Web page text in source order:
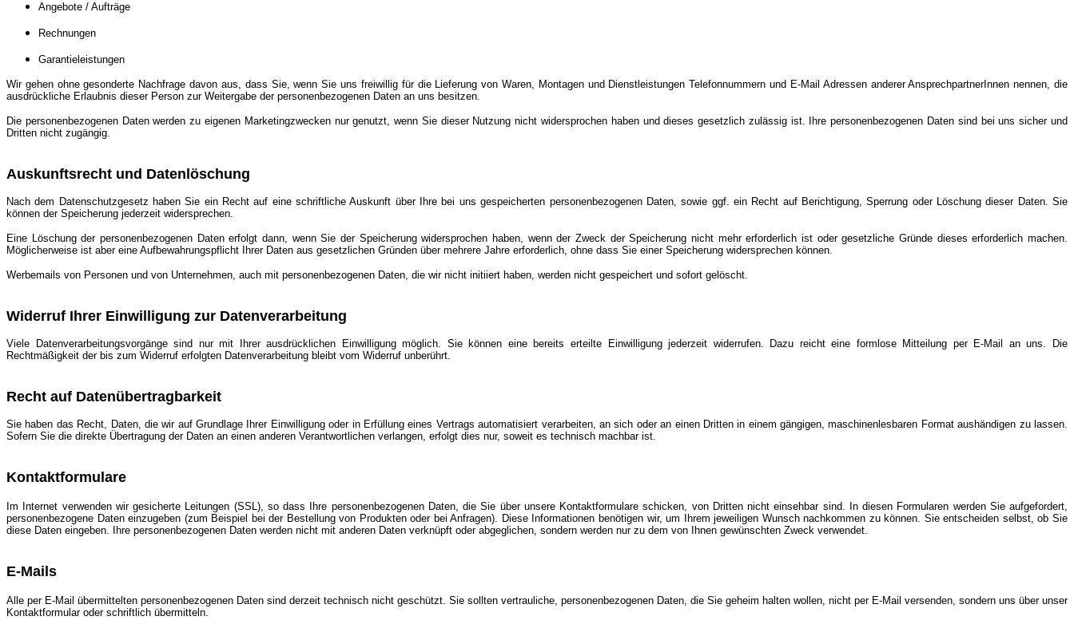
Angebote / Aufträge
Rechnungen
Garantieleistungen
Wir gehen ohne gesonderte Nachfrage davon aus, dass Sie, wenn Sie uns freiwillig für die Lieferung von Waren, Montagen und Dienstleistungen Telefonnummern und E-Mail Adressen anderer AnsprechpartnerInnen nennen, die
ausdrückliche Erlaubnis dieser Person zur Weitergabe der personenbezogenen Daten an uns besitzen.
Die personenbezogenen Daten werden zu eigenen Marketingzwecken nur genutzt, wenn Sie dieser Nutzung nicht widersprochen haben und dieses gesetzlich zulässig ist. Ihre personenbezogenen Daten sind bei uns sicher und
Dritten nicht zugängig.
Auskunftsrecht und Datenlöschung
Nach dem Datenschutzgesetz haben Sie ein Recht auf eine schriftliche Auskunft über Ihre bei uns gespeicherten personenbezogenen Daten, sowie ggf. ein Recht auf Berichtigung, Sperrung oder Löschung dieser Daten. Sie
können der Speicherung jederzeit widersprechen.
Eine Löschung der personenbezogenen Daten erfolgt dann, wenn Sie der Speicherung widersprochen haben, wenn der Zweck der Speicherung nicht mehr erforderlich ist oder gesetzliche Gründe dieses erforderlich machen.
Möglicherweise ist aber eine Aufbewahrungspflicht Ihrer Daten aus gesetzlichen Gründen über mehrere Jahre erforderlich, ohne dass Sie einer Speicherung widersprechen können.
Werbemails von Personen und von Unternehmen, auch mit personenbezogenen Daten, die wir nicht initiiert haben, werden nicht gespeichert und sofort gelöscht.
Widerruf Ihrer Einwilligung zur Datenverarbeitung
Viele Datenverarbeitungsvorgänge sind nur mit Ihrer ausdrücklichen Einwilligung möglich. Sie können eine bereits erteilte Einwilligung jederzeit widerrufen. Dazu reicht eine formlose Mitteilung per E-Mail an uns. Die
Rechtmäßigkeit der bis zum Widerruf erfolgten Datenverarbeitung bleibt vom Widerruf unberührt.
Recht auf Datenübertragbarkeit
Sie haben das Recht, Daten, die wir auf Grundlage Ihrer Einwilligung oder in Erfüllung eines Vertrags automatisiert verarbeiten, an sich oder an einen Dritten in einem gängigen, maschinenlesbaren Format aushändigen zu lassen.
Sofern Sie die direkte Übertragung der Daten an einen anderen Verantwortlichen verlangen, erfolgt dies nur, soweit es technisch machbar ist.
Kontaktformulare
Im Internet verwenden wir gesicherte Leitungen (SSL), so dass Ihre personenbezogenen Daten, die Sie über unsere Kontaktformulare schicken, von Dritten nicht einsehbar sind. In diesen Formularen werden Sie aufgefordert,
personenbezogene Daten einzugeben (zum Beispiel bei der Bestellung von Produkten oder bei Anfragen). Diese Informationen benötigen wir, um Ihrem jeweiligen Wunsch nachkommen zu können. Sie entscheiden selbst, ob Sie
diese Daten eingeben. Ihre personenbezogenen Daten werden nicht mit anderen Daten verknüpft oder abgeglichen, sondern werden nur zu dem von Ihnen gewünschten Zweck verwendet.
E-Mails
Alle per E-Mail übermittelten personenbezogenen Daten sind derzeit technisch nicht geschützt. Sie sollten vertrauliche, personenbezogenen Daten, die Sie geheim halten wollen, nicht per E-Mail versenden, sondern uns über unser
Kontaktformular oder schriftlich übermitteln.